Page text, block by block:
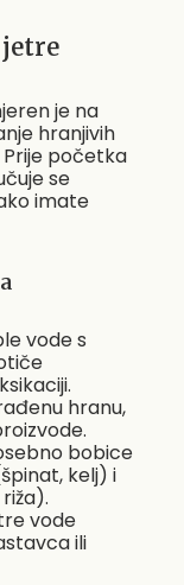
je na
hranjivih
Prije početka
se
imate
vode s
hranu,
bobice
kelj) i
vode
ili